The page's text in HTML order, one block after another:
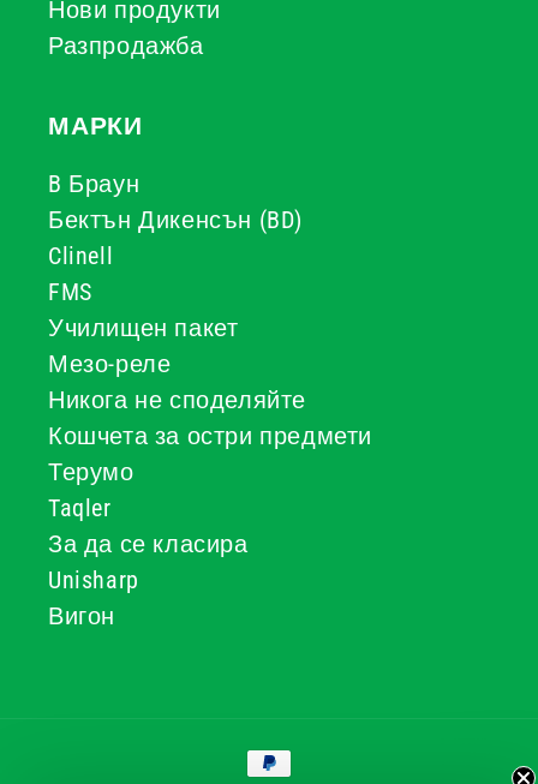
Нови продукти
Разпродажба
МАРКИ
B Браун
Бектън Дикенсън (BD)
Clinell
FMS
Училищен пакет
Мезо-реле
Никога не споделяйте
Кошчета за остри предмети
Терумо
Taqler
За да се класира
Unisharp
Вигон
Начини